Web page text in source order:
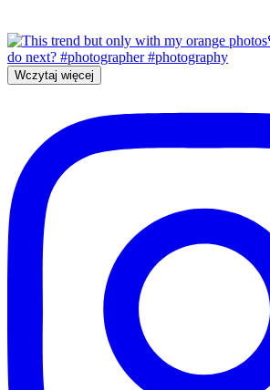
Wczytaj więcej